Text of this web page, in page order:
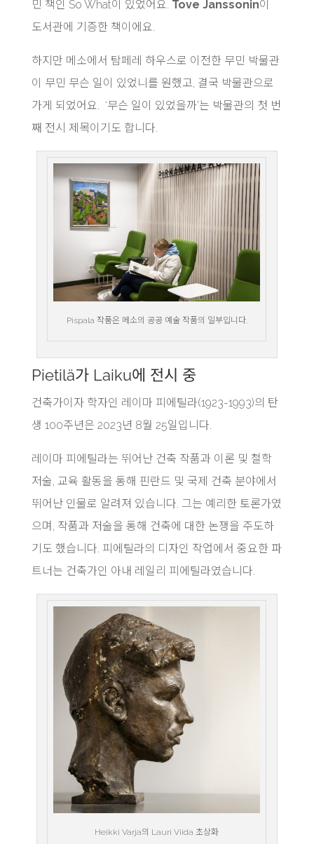
민 책인 So What이 있었어요. Tove Janssonin이
도서관에 기증한 책이에요.
하지만 메소에서 탐페레 하우스로 이전한 무민 박물관
이 무민 무슨 일이 있었니를 원했고, 결국 박물관으로
가게 되었어요. ‘무슨 일이 있었을까’는 박물관의 첫 번
째 전시 제목이기도 합니다.
Pispala 작품은 메소의 공공 예술 작품의 일부입니다.
Pietilä가 Laiku에 전시 중
건축가이자 학자인 레이마 피에틸라(1923-1993)의 탄
생 100주년은 2023년 8월 25일입니다.
레이마 피에틸라는 뛰어난 건축 작품과 이론 및 철학
저술, 교육 활동을 통해 핀란드 및 국제 건축 분야에서
뛰어난 인물로 알려져 있습니다. 그는 예리한 토론가였
으며, 작품과 저술을 통해 건축에 대한 논쟁을 주도하
기도 했습니다. 피에틸라의 디자인 작업에서 중요한 파
트너는 건축가인 아내 레일리 피에틸라였습니다.
Heikki Varja의 Lauri Viida 초상화